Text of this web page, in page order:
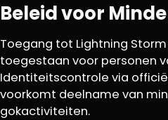
Beleid voor
Toegang tot Lightning
toegestaan voor personen
Identiteitscontrole via
voorkomt deelname van
gokactiviteiten.